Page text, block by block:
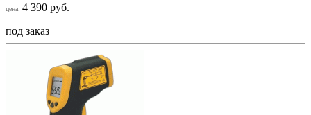
цена: 4 390 руб.
под заказ